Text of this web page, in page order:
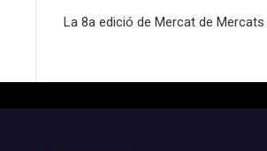
La 8a edició de Mercat de